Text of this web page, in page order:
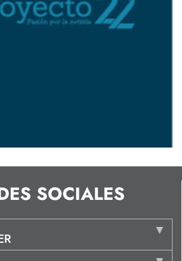
SOCIALES